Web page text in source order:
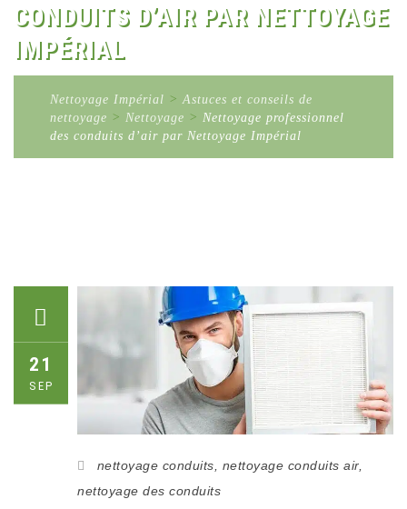
CONDUITS D’AIR PAR NETTOYAGE
IMPÉRIAL
Nettoyage Impérial >Astuces et conseils de
nettoyage > Nettoyage > Nettoyage professionnel
des conduits d’air par Nettoyage Impérial
21
SEP
nettoyage conduits nettoyage conduits air,
nettoyage des conduits